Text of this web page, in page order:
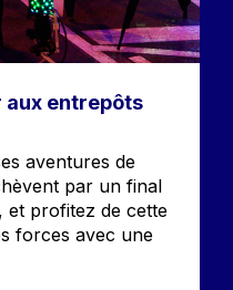
entrepôts
aventures de
par un final
et profitez de cette
forces avec une